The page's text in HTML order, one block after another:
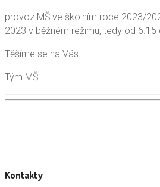
provoz MŠ ve školním roce 2023/
2023 v běžném režimu, tedy od 6.15
Těšíme se na Vás
Tým MŠ
Kontakty